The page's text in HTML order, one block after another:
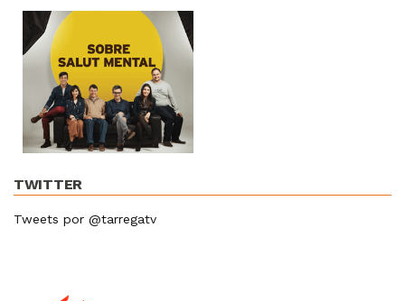
TWITTER
Tweets por @tarregatv